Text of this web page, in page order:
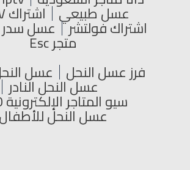
عسل طبيعي اشتراك IPTV
اشتراك فولتشر عسل سدر
متجر Esc
فرز عسل النحل عسل
عسل النحل النادر
سيو المتاجر الإلكترونية SEO
عسل النحل للأطفال